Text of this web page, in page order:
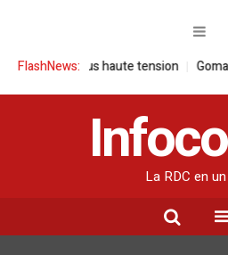
FlashNews:Goma sous le feu : la situation
La RDC en